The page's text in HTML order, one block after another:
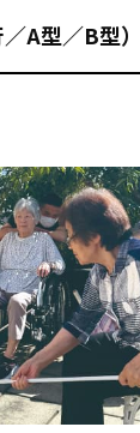
A型／B型）